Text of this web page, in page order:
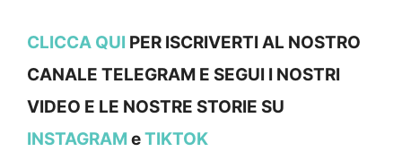
CLICCA QUI PER ISCRIVERTI AL NOSTRO
CANALE TELEGRAM E SEGUI I NOSTRI
VIDEO E LE NOSTRE STORIE SU
INSTAGRAMeTIKTOK